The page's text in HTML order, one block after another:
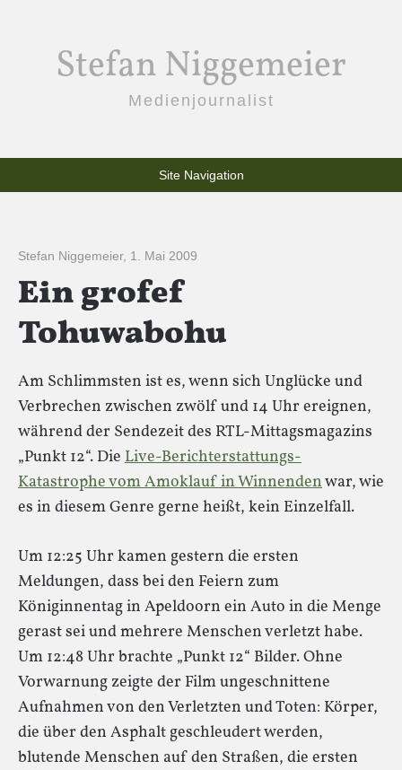
Stefan Niggemeier
Medienjournalist
Site Navigation
Stefan Niggemeier, 1. Mai 2009
Ein grofef
Tohuwabohu
Am Schlimmsten ist es, wenn sich Unglücke und
Verbrechen zwischen zwölf und 14 Uhr ereignen,
während der Sendezeit des RTL-Mittagsmagazins
„Punkt 12“. Die Live-Berichterstattungs-
Katastrophe vom Amoklauf in Winnendenwar, wie
es in diesem Genre gerne heißt, kein Einzelfall.
Um 12:25 Uhr kamen gestern die ersten
Meldungen, dass bei den Feiern zum
Königinnentag in Apeldoorn ein Auto in die Menge
gerast sei und mehrere Menschen verletzt habe.
Um 12:48 Uhr brachte „Punkt 12“ Bilder. Ohne
Vorwarnung zeigte der Film ungeschnittene
Aufnahmen von den Verletzten und Toten: Körper,
die über den Asphalt geschleudert werden,
blutende Menschen auf den Straßen, die ersten